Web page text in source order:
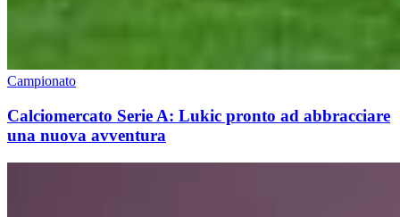
Campionato
Calciomercato Serie A: Lukic pronto ad abbracciare
una nuova avventura